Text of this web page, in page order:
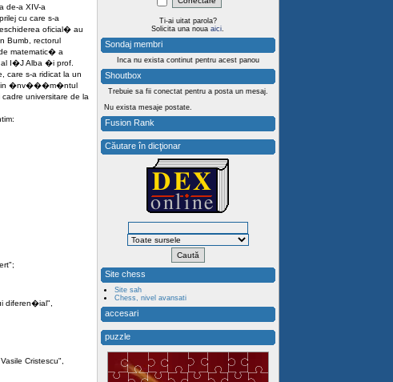
de-a XIV-a
cu care s-a
oficial� au
Bumb, rectorul
matematic� a
I�J Alba �i prof.
care s-a ridicat la un
din �nv���m�ntul
universitare de la
diferen�ial",
Cristescu",
Ti-ai uitat parola?
Solicita una noua aici.
Sondaj membri
Inca nu exista continut pentru acest panou
Shoutbox
Trebuie sa fii conectat pentru a posta un mesaj.
Nu exista mesaje postate.
Fusion Rank
Căutare în dicţionar
Site chess
Site sah
Chess, nivel avansati
accesari
puzzle